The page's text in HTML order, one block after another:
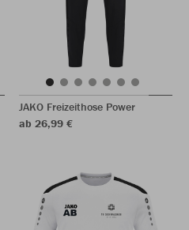
JAKO Freizeithose Power
ab 26,99 €